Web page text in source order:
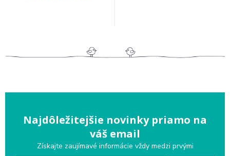
Najdôležitejšie novinky priamo na
váš email
Získajte zaujímavé informácie vždy medzi prvými